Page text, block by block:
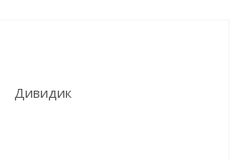
Дивидик